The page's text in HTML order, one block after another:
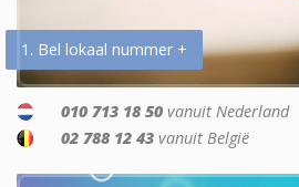
1. Bel lokaal nummer +
010 713 18 50 vanuit Nederland
02 788 12 43 vanuit België